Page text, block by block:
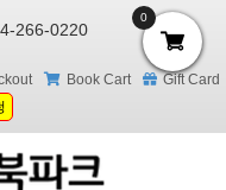
266-0220
Book Cart
Gift Card
0